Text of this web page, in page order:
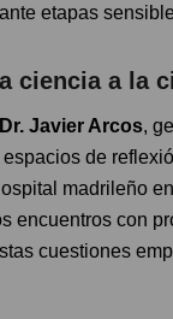
etapas
ciencia a la
Dr. Javier Arcos,
de
madrileño
encuentros con
cuestiones